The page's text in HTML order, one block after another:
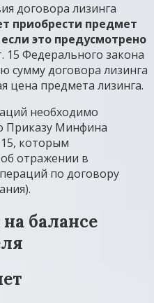
договора лизинга
приобрести предмет
это предусмотрено
15 Федерального закона
сумму договора лизинга
цена предмета лизинга.
необходимо
Приказу Минфина
15, которым
отражении в
по договору
балансе